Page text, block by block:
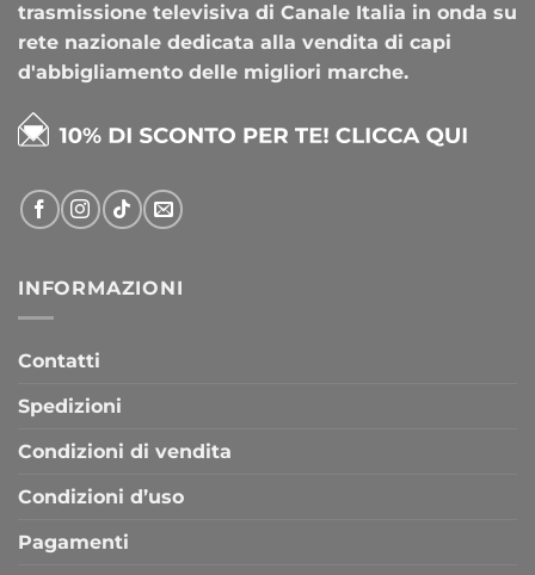
trasmissione televisiva di Canale Italia in onda su
rete nazionale dedicata alla vendita di capi
d'abbigliamento delle migliori marche.
INFORMAZIONI
Contatti
Spedizioni
Condizioni di vendita
Condizioni d’uso
Pagamenti